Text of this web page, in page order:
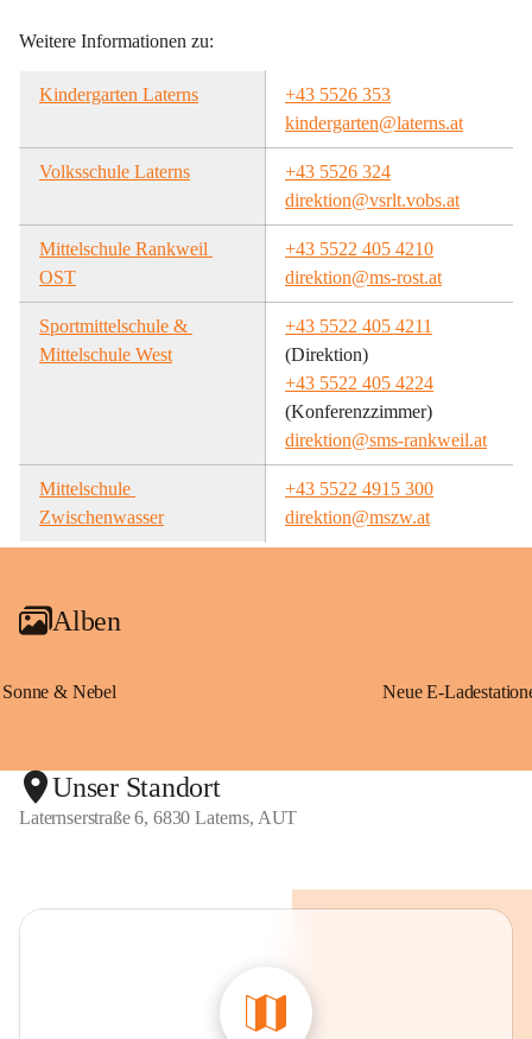
Weitere Informationen zu:
Kindergarten Laterns
+43 5526 353
kindergarten@laterns.at
Volksschule Laterns
+43 5526 324
direktion@vsrlt.vobs.at
Mittelschule Rankweil
OST
+43 5522 405 4210
direktion@ms-rost.at
Sportmittelschule &
Mittelschule West
+43 5522 405 4211
(Direktion)
+43 5522 405 4224
(Konferenzzimmer)
direktion@sms-rankweil.at
Mittelschule
Zwischenwasser
+43 5522 4915 300
direktion@mszw.at
Alben
Sonne & Nebel
Unser Standort
Laternserstraße 6, 6830 Laterns, AUT